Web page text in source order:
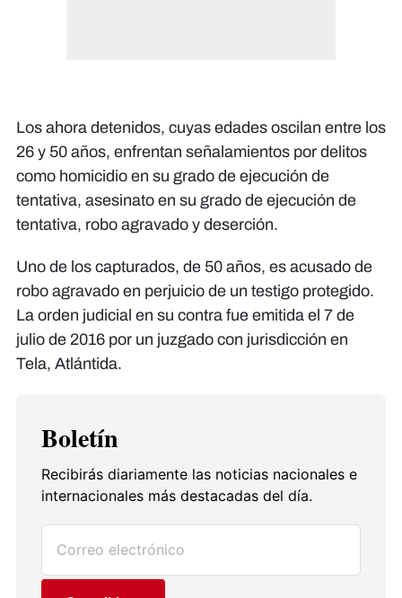
Los ahora detenidos, cuyas edades oscilan entre los
26 y 50 años, enfrentan señalamientos por delitos
como homicidio en su grado de ejecución de
tentativa, asesinato en su grado de ejecución de
tentativa, robo agravado y deserción.
Uno de los capturados, de 50 años, es acusado de
robo agravado en perjuicio de un testigo protegido.
La orden judicial en su contra fue emitida el 7 de
julio de 2016 por un juzgado con jurisdicción en
Tela, Atlántida.
Boletín
Recibirás diariamente las noticias nacionales e
internacionales más destacadas del día.